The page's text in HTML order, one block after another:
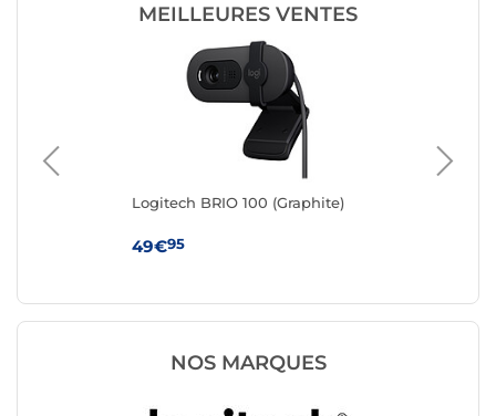
MEILLEURES VENTES
Logitech BRIO 100 (Graphite)
49€95
NOS MARQUES